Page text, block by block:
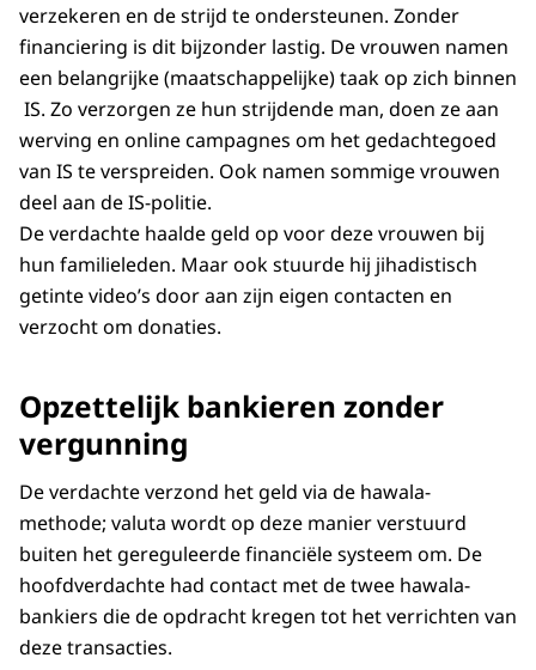
verzekeren en de strijd te ondersteunen. Zonder
financiering is dit bijzonder lastig. De vrouwen namen
een belangrijke (maatschappelijke) taak op zich binnen
IS. Zo verzorgen ze hun strijdende man, doen ze aan
werving en online campagnes om het gedachtegoed
van IS te verspreiden. Ook namen sommige vrouwen
deel aan de IS-politie.
De verdachte haalde geld op voor deze vrouwen bij
hun familieleden. Maar ook stuurde hij jihadistisch
getinte video’s door aan zijn eigen contacten en
verzocht om donaties.
Opzettelijk bankieren zonder
vergunning
De verdachte verzond het geld via de hawala-
methode; valuta wordt op deze manier verstuurd
buiten het gereguleerde financiële systeem om. De
hoofdverdachte had contact met de twee hawala-
bankiers die de opdracht kregen tot het verrichten van
deze transacties.